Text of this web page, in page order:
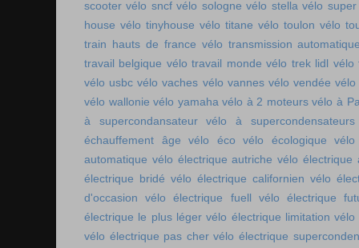
scooter vélo sncf vélo sologne vélo stella vélo
house vélo tinyhouse vélo titane vélo toulon vélo
train hauts de france vélo transmission
travail belgique vélo travail monde vélo trek lidl vélo
vélo usbc vélo vaches vélo vannes vélo vendée vélo
vélo wallonie vélo yamaha vélo à 2 moteurs vélo à
à supercondansateur
vélo à supercondensateurs
échauffement âge
vélo éco vélo écologique
automatique vélo électrique autriche vélo électrique
électrique bridé vélo électrique californien vélo
d'occasion
vélo électrique fuell
vélo électrique
électrique le plus léger vélo électrique limitation vélo
vélo électrique pas cher vélo électrique